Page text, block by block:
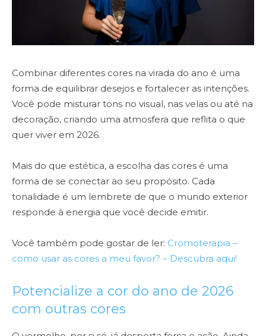
Combinar diferentes cores na virada do ano é uma
forma de equilibrar desejos e fortalecer as intenções.
Você pode misturar tons no visual, nas velas ou até na
decoração, criando uma atmosfera que reflita o que
quer viver em 2026.
Mais do que estética, a escolha das cores é uma
forma de se conectar ao seu propósito. Cada
tonalidade é um lembrete de que o mundo exterior
responde à energia que você decide emitir.
Você também pode gostar de ler: Cromoterapia –
como usar as cores a meu favor? – Descubra aqui!
Potencialize a cor do ano de 2026
com outras cores